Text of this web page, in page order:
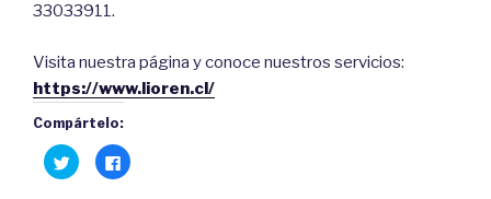
33033911.
Visita nuestra página y conoce nuestros servicios:
https://www.lioren.cl/
Compártelo:
H
a
C
l